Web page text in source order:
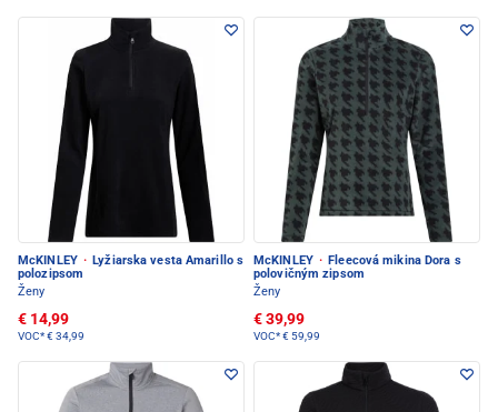
McKINLEY · Lyžiarska vesta Amarillo s
polozipsom
Ženy
€ 14,99
VOC*€ 34,99
McKINLEY · Fleecová mikina Dora s
polovičným zipsom
Ženy
€ 39,99
VOC*€ 59,99